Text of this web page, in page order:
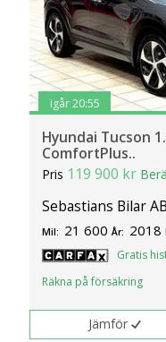
igår 20:55
Hyundai Tucson
ComfortPlus..
Pris 119 900 kr
Sebastians Bilar AB
Mil: 21 600 År: 2018
Gratis
Räkna på försäkring
Jämför